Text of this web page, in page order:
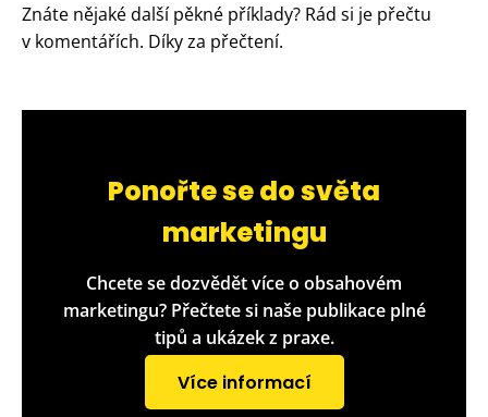
Znáte nějaké další pěkné příklady? Rád si je přečtu
v komentářích. Díky za přečtení.
Ponořte se do světa
marketingu
Chcete se dozvědět více o obsahovém
marketingu? Přečtete si naše publikace plné
tipů a ukázek z praxe.
Více informací